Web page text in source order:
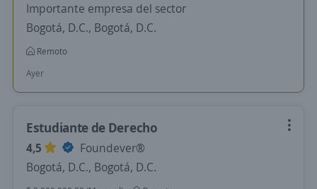
Importante empresa del sector
Bogotá, D.C., Bogotá, D.C.
Remoto
Ayer
Estudiante de Derecho
4,5
Foundever®
Bogotá, D.C., Bogotá, D.C.